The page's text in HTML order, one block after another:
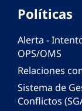
Políticas
Alerta -
OPS/OMS
Relaciones
Sistema de
Conflictos